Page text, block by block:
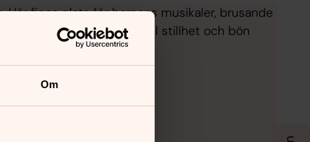
Om
finns plats för barnens musikaler, brusande
men också möjlighet till stillhet och bön